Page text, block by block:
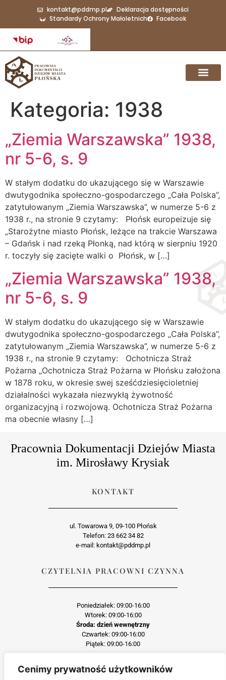
Cenimy prywatność użytkowników
kontakt@pddmp.pl
Deklaracja dostępności
Standardy Ochrony Małoletnich
Facebook
Kategoria: 1938
„Ziemia Warszawska” 1938,
nr 5-6, s. 9
W stałym dodatku do ukazującego się w Warszawie
dwutygodnika społeczno-gospodarczego „Cała Polska”,
zatytułowanym „Ziemia Warszawska”, w numerze 5-6 z
1938 r., na stronie 9 czytamy: Płońsk europeizuje się
„Starożytne miasto Płońsk, leżące na trakcie Warszawa
– Gdańsk i nad rzeką Płonką, nad którą w sierpniu 1920
r. toczyły się zacięte walki o Płońsk, w […]
„Ziemia Warszawska” 1938,
nr 5-6, s. 9
W stałym dodatku do ukazującego się w Warszawie
dwutygodnika społeczno-gospodarczego „Cała Polska”,
zatytułowanym „Ziemia Warszawska”, w numerze 5-6 z
1938 r., na stronie 9 czytamy: Ochotnicza Straż
Pożarna „Ochotnicza Straż Pożarna w Płońsku założona
w 1878 roku, w okresie swej sześćdziesięcioletniej
działalności wykazała niezwykłą żywotność
organizacyjną i rozwojową. Ochotnicza Straż Pożarna
ma obecnie własny […]
Pracownia Dokumentacji Dziejów Miasta
im. Mirosławy Krysiak
KONTAKT
ul. Towarowa 9, 09-100 Płońsk
Telefon: 23 662 34 82
e-mail: kontakt@pddmp.pl
CZYTELNIA PRACOWNI CZYNNA
Poniedziałek: 09:00-16:00
Wtorek: 09:00-16:00
Środa: dzień wewnętrzny
Czwartek: 09:00-16:00
Piątek: 09:00-16:00
Każda reprodukcja lub adaptacja całości bądź części materiału, niezależnie od